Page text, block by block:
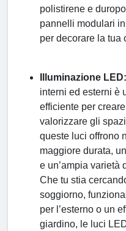
polistirene e
pannelli modulari
per decorare la tua
Illuminazione LED:
interni ed esterni è
efficiente per
valorizzare gli
queste luci offrono
maggiore durata,
e un’ampia varietà
Che tu stia
soggiorno,
per l’esterno o un
giardino, le luci